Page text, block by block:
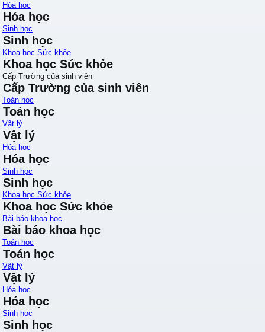
Hóa học
Hóa học
Sinh học
Sinh học
Khoa học Sức khỏe
Khoa học Sức khỏe
Cấp Trường của sinh viên
Cấp Trường của sinh viên
Toán học
Toán học
Vật lý
Vật lý
Hóa học
Hóa học
Sinh học
Sinh học
Khoa học Sức khỏe
Khoa học Sức khỏe
Bài báo khoa học
Bài báo khoa học
Toán học
Toán học
Vật lý
Vật lý
Hóa học
Hóa học
Sinh học
Sinh học